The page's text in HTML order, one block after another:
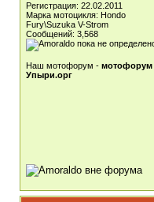
Регистрация: 22.02.2011
Марка мотоцикля: Hondo
Fury\Suzuka V-Strom
Сообщений: 3,568
Наш мотофорум - мотофорум
Упыри.орг